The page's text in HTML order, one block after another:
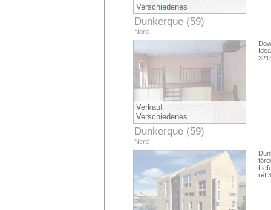
Verschiedenes
Dunkerque (59)
Nord
Verkauf
Verschiedenes
Dunkerque (59)
Nord